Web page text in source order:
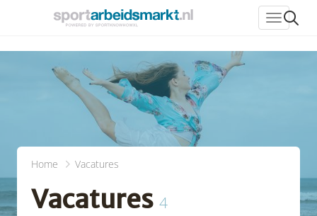
Home Vacatures
Vacatures 4